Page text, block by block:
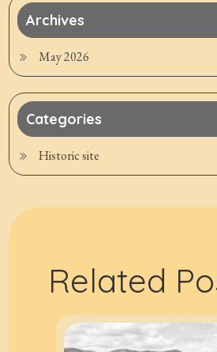
Archives
May 2026
Categories
Historic site
Related